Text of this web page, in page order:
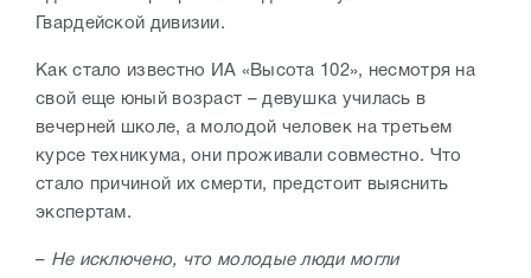
Гвардейской дивизии.
Как стало известно ИА «Высота 102», несмотря на
свой еще юный возраст – девушка училась в
вечерней школе, а молодой человек на третьем
курсе техникума, они проживали совместно. Что
стало причиной их смерти, предстоит выяснить
экспертам.
– Не исключено, что молодые люди могли